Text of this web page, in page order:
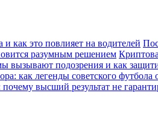
как это повлияет на водителей
разумным решением
вызывают подозрения и как
как легенды советского футбола
высший результат не